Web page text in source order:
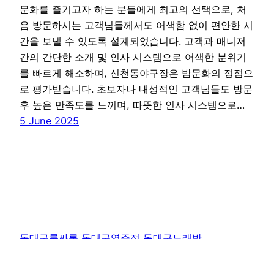
문화를 즐기고자 하는 분들에게 최고의 선택으로, 처
음 방문하시는 고객님들께서도 어색함 없이 편안한 시
간을 보낼 수 있도록 설계되었습니다. 고객과 매니저
간의 간단한 소개 및 인사 시스템으로 어색한 분위기
를 빠르게 해소하며, 신천동야구장은 밤문화의 정점으
로 평가받습니다. 초보자나 내성적인 고객님들도 방문
후 높은 만족도를 느끼며, 따뜻한 인사 시스템으로…
5 June 2025
동대구룸싸롱 동대구역주점 동대구노래방